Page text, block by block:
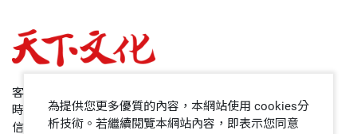
三山五嶽
舊學與新知
紫氣東來側看成峰
渥爾夫（Harry Woolf）所編的另一本書Some Strang
eness in the Proportion裡，可惜渥爾夫這書不在手
世紀最重要的信，即愛因斯場一九三九年八月二日給
美國總統羅斯福的信，以及幾篇與這封信有關的回憶
哈佛商業評論
領導影響力學院
客服專線：+886 2 2662-0012
時間：週一~週五9:00~12:30;13:30~17:00
信箱：service@cwgv.com.tw
為提供您更多優質的內容，本網站使用 cookies分
析技術。若繼續閱覽本網站內容，即表示您同意